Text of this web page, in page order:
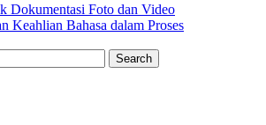
Dokumentasi Foto dan Video
Keahlian Bahasa dalam Proses